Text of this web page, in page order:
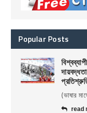
Popular Posts
(ভাষার
read